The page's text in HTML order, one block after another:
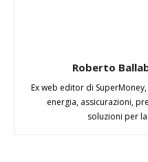
Roberto
Ex web editor di
energia, assicurazioni,
soluzioni per